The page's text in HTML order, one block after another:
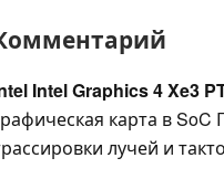
Intel Graphics 4 Xe3
карта в SoC
лучей и